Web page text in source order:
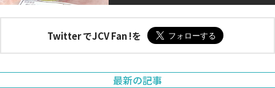
Twitter でJCV Fan !を
最新の記事